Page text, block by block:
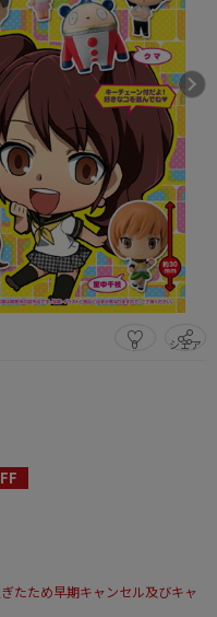
0 シェア
たため早期キャンセル及びキャ